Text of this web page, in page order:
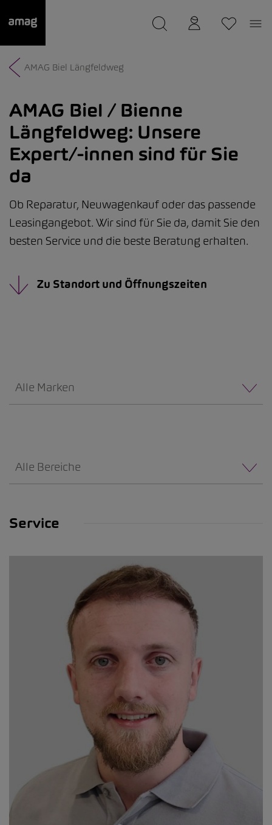
wurde als Ihre Garage gespeichert.
AMAG Biel Längfeldweg
AMAG Biel / Bienne
Längfeldweg: Unsere
Expert/-innen sind für Sie
da
Ob Reparatur, Neuwagenkauf oder das passende
Leasingangebot. Wir sind für Sie da, damit Sie den
besten Service und die beste Beratung erhalten.
Zu Standort und Öffnungszeiten
Alle Marken
Alle Bereiche
Service